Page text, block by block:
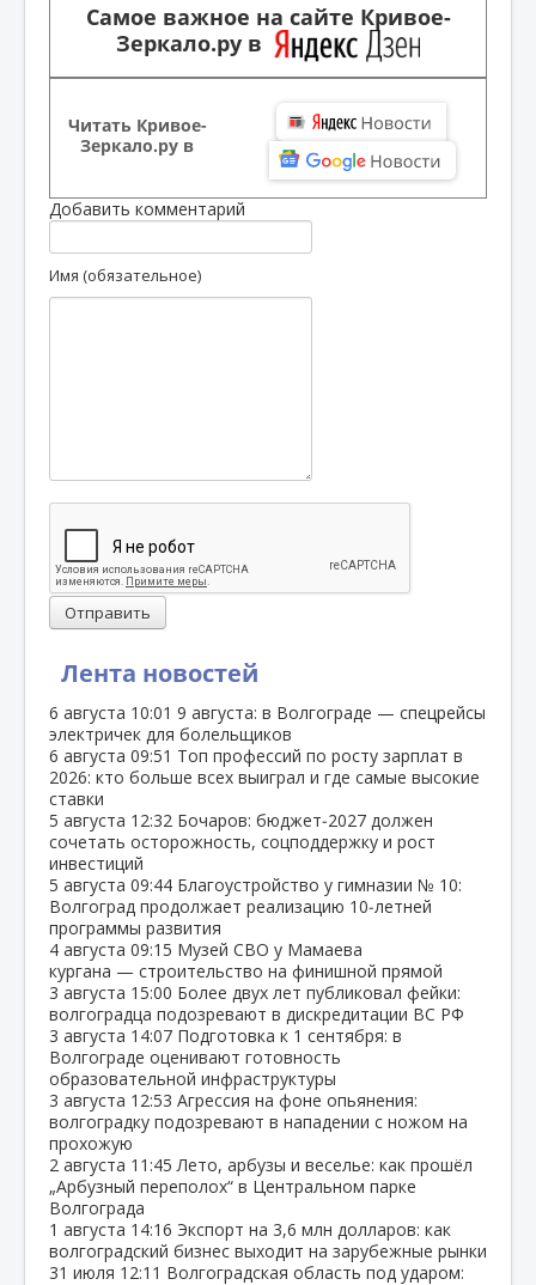
Лента новостей
6 августа 10:01 9 августа: в Волгограде — спецрейсы
электричек для болельщиков
6 августа 09:51 Топ профессий по росту зарплат в
2026: кто больше всех выиграл и где самые высокие
ставки
5 августа 12:32 Бочаров: бюджет‑2027 должен
сочетать осторожность, соцподдержку и рост
инвестиций
5 августа 09:44 Благоустройство у гимназии № 10:
Волгоград продолжает реализацию 10‑летней
программы развития
4 августа 09:15 Музей СВО у Мамаева
кургана — строительство на финишной прямой
3 августа 15:00 Более двух лет публиковал фейки:
волгоградца подозревают в дискредитации ВС РФ
3 августа 14:07 Подготовка к 1 сентября: в
Волгограде оценивают готовность
образовательной инфраструктуры
3 августа 12:53 Агрессия на фоне опьянения:
волгоградку подозревают в нападении с ножом на
прохожую
2 августа 11:45 Лето, арбузы и веселье: как прошёл
„Арбузный переполох“ в Центральном парке
Волгограда
1 августа 14:16 Экспорт на 3,6 млн долларов: как
волгоградский бизнес выходит на зарубежные рынки
31 июля 12:11 Волгоградская область под ударом:
Самое важное на сайте Кривое-
Зеркало.ру в
Читать Кривое-
Зеркало.ру в
Добавить комментарий
Имя (обязательное)
Отправить